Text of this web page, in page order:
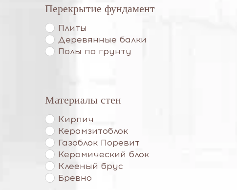
Перекрытие фундамент
Плиты
Деревянные балки
Полы по грунту
Материалы стен
Кирпич
Керамзитоблок
Газоблок Поревит
Керамический блок
Клееный брус
Бревно